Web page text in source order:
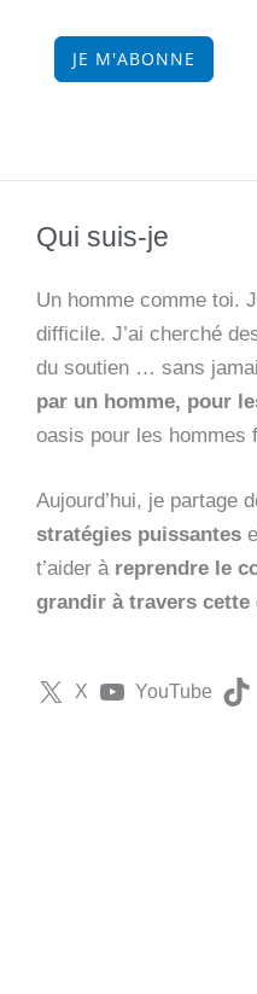
JE M'ABONNE
Qui suis-je
Un homme comme toi.
difficile. J’ai cherché
du soutien … sans
par un homme, pour
oasis pour les hommes
Aujourd’hui, je partage
stratégies puissantes
t’aider à reprendre le
grandir à travers cette
X YouTube